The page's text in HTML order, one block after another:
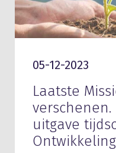
05-12-2023
Laatste
verschenen.
uitgave